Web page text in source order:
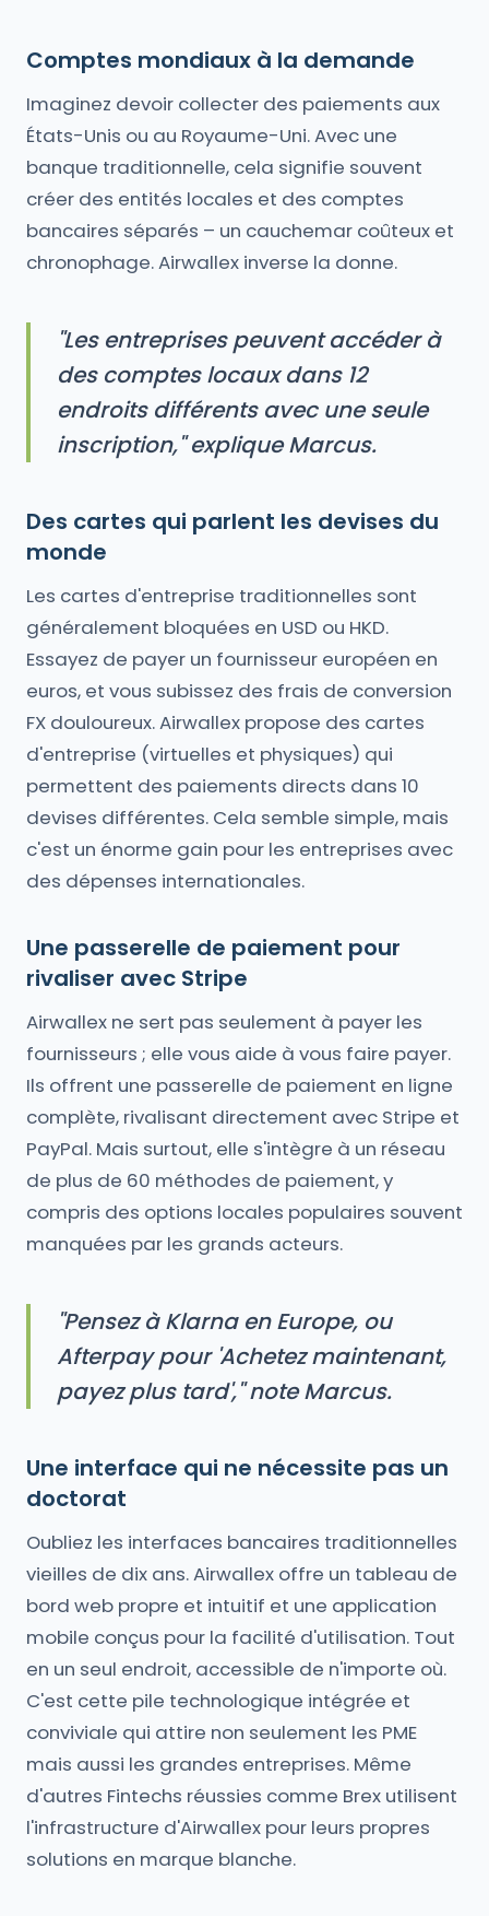
Comptes mondiaux à la demande
Imaginez devoir collecter des paiements aux
États-Unis ou au Royaume-Uni. Avec une
banque traditionnelle, cela signifie souvent
créer des entités locales et des comptes
bancaires séparés – un cauchemar coûteux et
chronophage. Airwallex inverse la donne.
"Les entreprises peuvent accéder à
des comptes locaux dans 12
endroits différents avec une seule
inscription," explique Marcus.
Des cartes qui parlent les devises du
monde
Les cartes d'entreprise traditionnelles sont
généralement bloquées en USD ou HKD.
Essayez de payer un fournisseur européen en
euros, et vous subissez des frais de conversion
FX douloureux. Airwallex propose des cartes
d'entreprise (virtuelles et physiques) qui
permettent des paiements directs dans 10
devises différentes. Cela semble simple, mais
c'est un énorme gain pour les entreprises avec
des dépenses internationales.
Une passerelle de paiement pour
rivaliser avec Stripe
Airwallex ne sert pas seulement à payer les
fournisseurs ; elle vous aide à vous faire payer.
Ils offrent une passerelle de paiement en ligne
complète, rivalisant directement avec Stripe et
PayPal. Mais surtout, elle s'intègre à un réseau
de plus de 60 méthodes de paiement, y
compris des options locales populaires souvent
manquées par les grands acteurs.
"Pensez à Klarna en Europe, ou
Afterpay pour 'Achetez maintenant,
payez plus tard'," note Marcus.
Une interface qui ne nécessite pas un
doctorat
Oubliez les interfaces bancaires traditionnelles
vieilles de dix ans. Airwallex offre un tableau de
bord web propre et intuitif et une application
mobile conçus pour la facilité d'utilisation. Tout
en un seul endroit, accessible de n'importe où.
C'est cette pile technologique intégrée et
conviviale qui attire non seulement les PME
mais aussi les grandes entreprises. Même
d'autres Fintechs réussies comme Brex utilisent
l'infrastructure d'Airwallex pour leurs propres
solutions en marque blanche.